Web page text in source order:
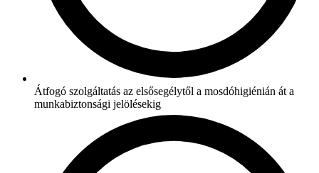
Átfogó szolgáltatás az elsősegélytől a mosdóhigiénián át a
munkabiztonsági jelölésekig